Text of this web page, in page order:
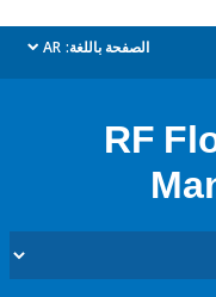
الصفحة باللغة: AR
dropdown